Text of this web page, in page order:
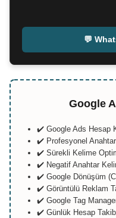
💬
Google
✔️ Google Ads Hesap
✔️ Profesyonel
✔️ Sürekli Kelime
✔️ Negatif Anahtar
✔️ Google Dönüşüm
✔️ Görüntülü Reklam
✔️ Google Tag
✔️ Günlük Hesap